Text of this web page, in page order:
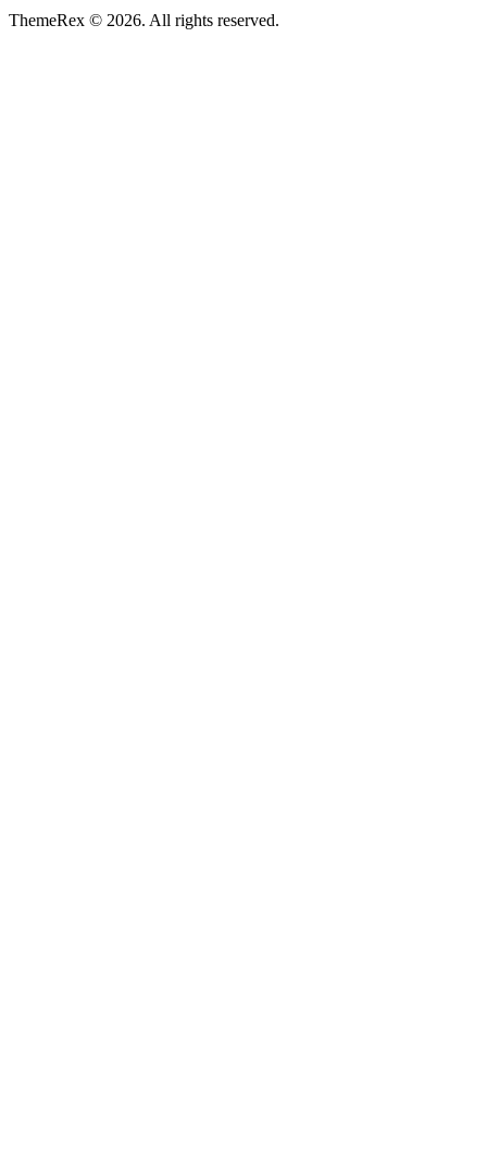
ThemeRex © 2026. All rights reserved.